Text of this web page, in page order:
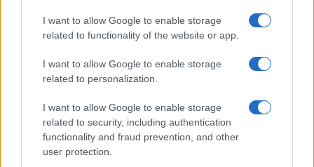
I want to allow Google to enable storage
related to functionality of the website or app.
I want to allow Google to enable storage
related to personalization.
I want to allow Google to enable storage
related to security, including authentication
functionality and fraud prevention, and other
user protection.
NERD NEWS